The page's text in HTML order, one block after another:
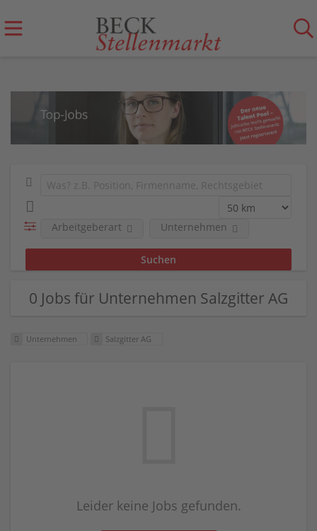
Arbeitgeberart Unternehmen
0 Jobs für Unternehmen Salzgitter AG
Unternehmen Salzgitter AG
Leider keine Jobs gefunden.